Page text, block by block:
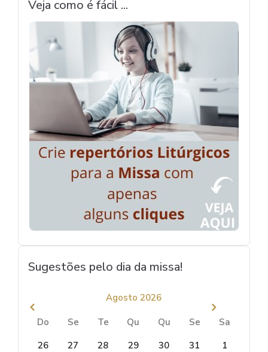
Veja como é fácil ...
Sugestões pelo dia da missa!
Agosto 2026
Do Se Te Qu Qu Se
Sa
26
27 28 29 30 31 1